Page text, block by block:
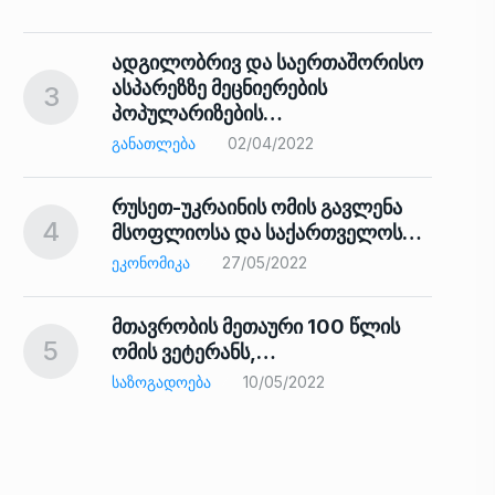
3
ადგილობრივ და საერთაშორისო
ასპარეზზე მეცნიერების
პოპულარიზების…
ᲒᲐᲜᲐᲗᲚᲔᲑᲐ 02/04/2022
4
რუსეთ-უკრაინის ომის გავლენა
მსოფლიოსა და საქართველოს…
ᲔᲙᲝᲜᲝᲛᲘᲙᲐ 27/05/2022
5
მთავრობის მეთაური 100 წლის
ომის ვეტერანს,…
ᲡᲐᲖᲝᲒᲐᲓᲝᲔᲑᲐ 10/05/2022